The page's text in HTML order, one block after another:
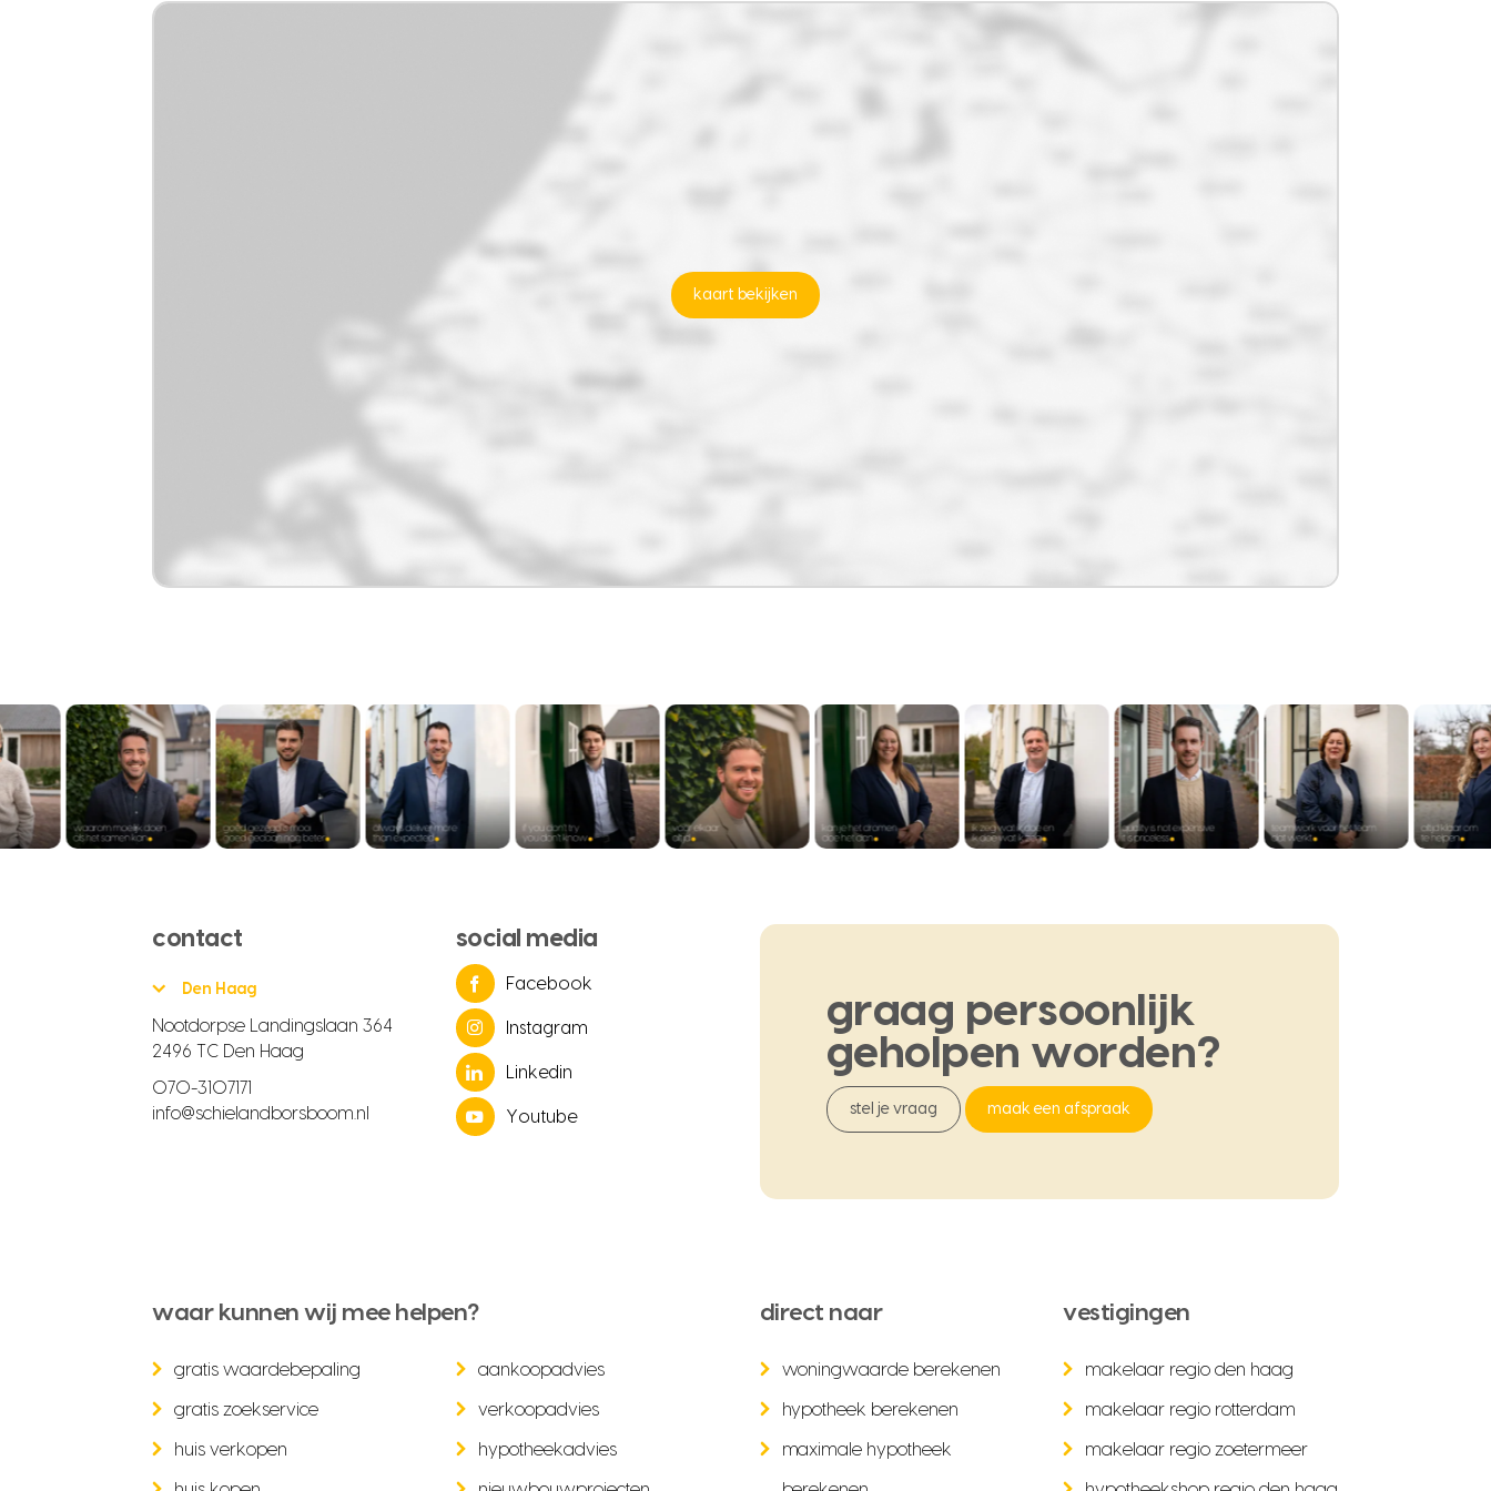
kaart bekijken
contact
Den Haag
Nootdorpse Landingslaan 364
2496 TC Den Haag
070-3107171
info@schielandborsboom.nl
social media
Facebook
Instagram
Linkedin
Youtube
graag persoonlijk
geholpen worden?
stel je vraag maak een afspraak
waar kunnen wij mee helpen?
gratis waardebepaling
gratis zoekservice
huis verkopen
aankoopadvies
verkoopadvies
hypotheekadvies
direct naar
woningwaarde berekenen
hypotheek berekenen
maximale hypotheek
vestigingen
makelaar regio den haag
makelaar regio rotterdam
makelaar regio zoetermeer